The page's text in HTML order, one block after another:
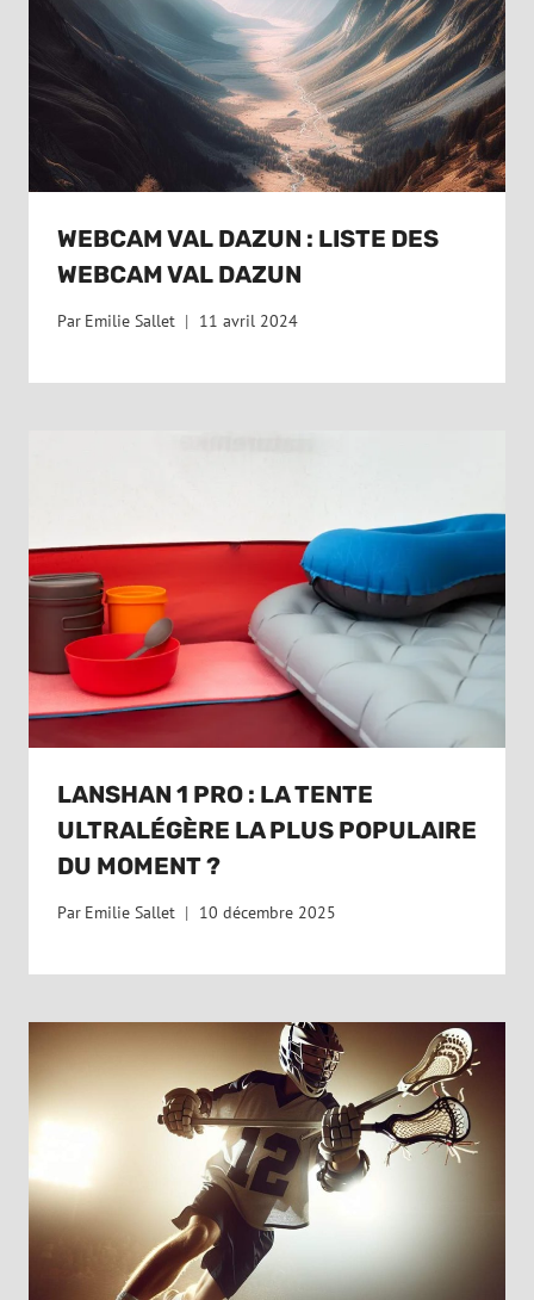
WEBCAM VAL DAZUN : LISTE DES
WEBCAM VAL DAZUN
Par Emilie Sallet 11 avril 2024
LANSHAN 1 PRO : LA TENTE
ULTRALÉGÈRE LA PLUS POPULAIRE
DU MOMENT ?
Par Emilie Sallet 10 décembre 2025